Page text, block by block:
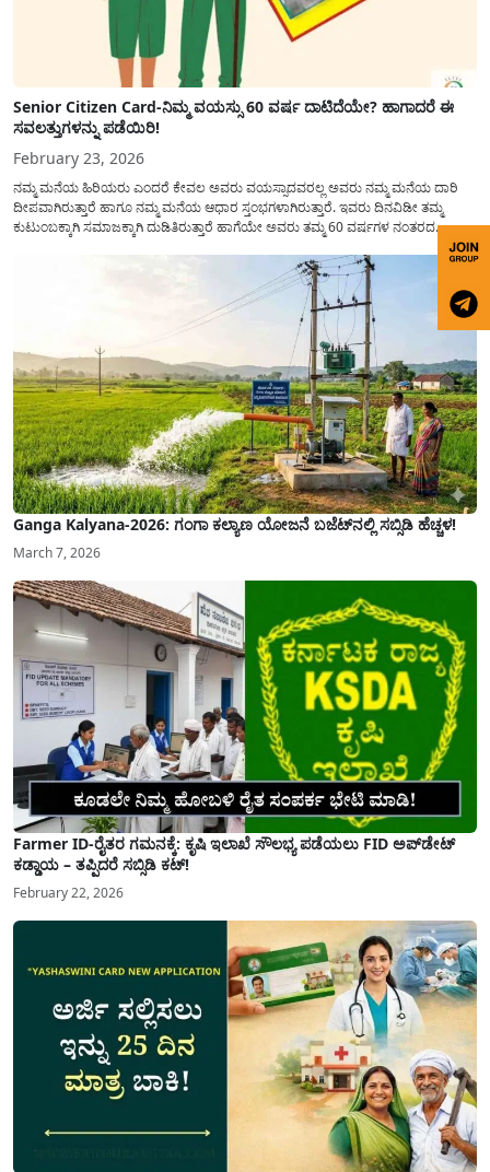
Senior Citizen Card-ನಿಮ್ಮ ವಯಸ್ಸು 60 ವರ್ಷ ದಾಟಿದೆಯೇ? ಹಾಗಾದರೆ ಈ
ಸವಲತ್ತುಗಳನ್ನು ಪಡೆಯಿರಿ!
February 23, 2026
ನಮ್ಮ ಮನೆಯ ಹಿರಿಯರು ಎಂದರೆ ಕೇವಲ ಅವರು ವಯಸ್ಸಾದವರಲ್ಲ ಅವರು ನಮ್ಮ ಮನೆಯ ದಾರಿ
ದೀಪವಾಗಿರುತ್ತಾರೆ ಹಾಗೂ ನಮ್ಮ ಮನೆಯ ಆಧಾರ ಸ್ತಂಭಗಳಾಗಿರುತ್ತಾರೆ. ಇವರು ದಿನವಿಡೀ ತಮ್ಮ
ಕುಟುಂಬಕ್ಕಾಗಿ ಸಮಾಜಕ್ಕಾಗಿ ದುಡಿತಿರುತ್ತಾರೆ ಹಾಗೆಯೇ ಅವರು ತಮ್ಮ 60 ವರ್ಷಗಳ ನಂತರದ
ಜೀವನವನ್ನು ನೆಮ್ಮದಿಯಿಂದ ಕಳೆಯಬೇಕೆಂಬುದು ಪ್ರತಿಯೊಬ್ಬರ ಕನಸಾಗಿರುತ್ತದೆ ಆದ್ದರಿಂದ ಸರ್ಕಾರವು
Ganga Kalyana-2026: ಗಂಗಾ ಕಲ್ಯಾಣ ಯೋಜನೆ ಬಜೆಟ್‌ನಲ್ಲಿ ಸಬ್ಸಿಡಿ ಹೆಚ್ಚಳ!
March 7, 2026
Farmer ID-ರೈತರ ಗಮನಕ್ಕೆ: ಕೃಷಿ ಇಲಾಖೆ ಸೌಲಭ್ಯ ಪಡೆಯಲು FID ಅಪ್‌ಡೇಟ್
ಕಡ್ಡಾಯ – ತಪ್ಪಿದರೆ ಸಬ್ಸಿಡಿ ಕಟ್!
February 22, 2026